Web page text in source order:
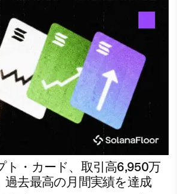
ト・カード、取引高6,950万
過去最高の月間実績を達成